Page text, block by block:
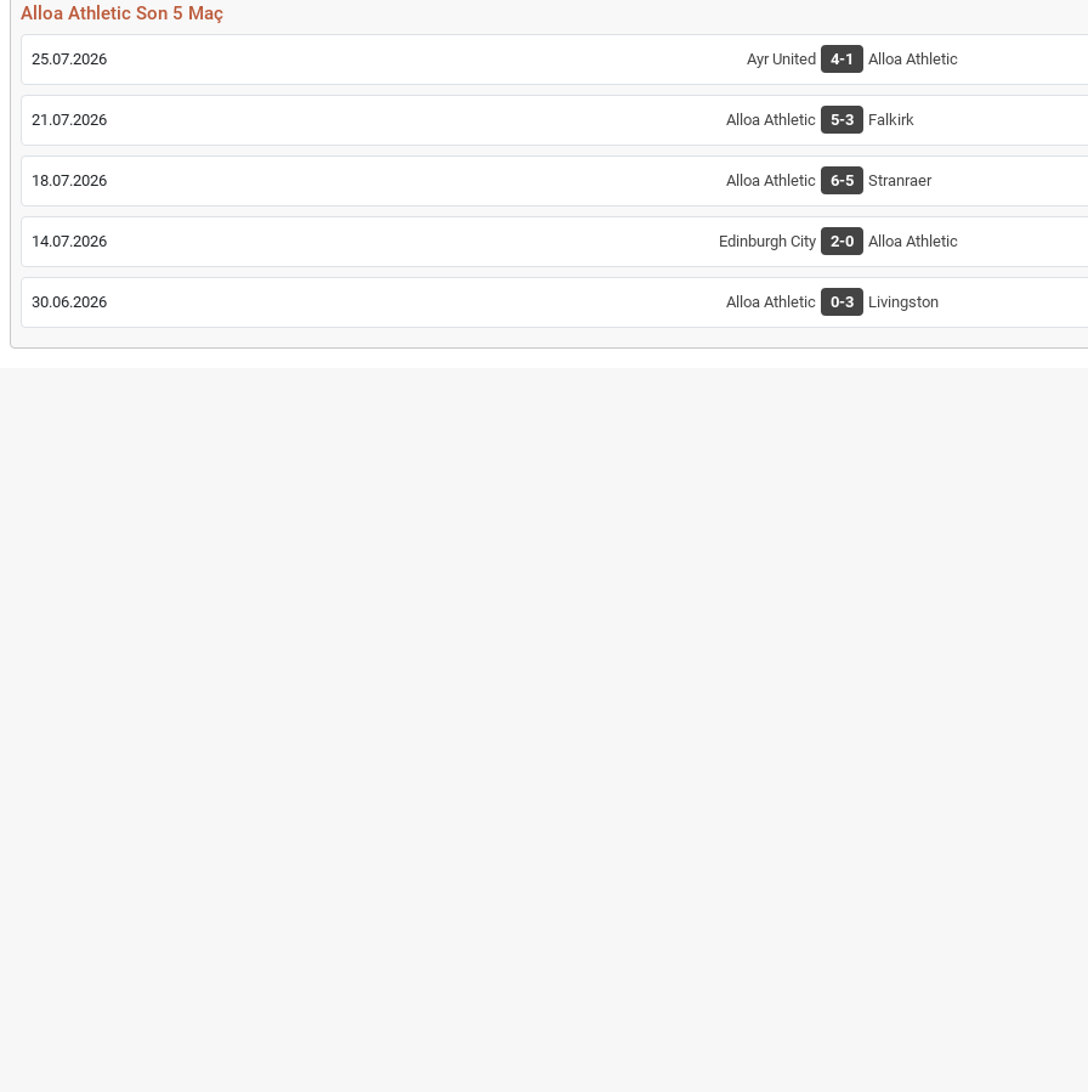
Alloa Athletic Son 5 Maç
25.07.2026 Ayr United 4-1 Alloa Athletic
21.07.2026 Alloa Athletic 5-3 Falkirk
18.07.2026 Alloa Athletic 6-5 Stranraer
14.07.2026 Edinburgh City 2-0 Alloa Athletic
30.06.2026 Alloa Athletic 0-3 Livingston